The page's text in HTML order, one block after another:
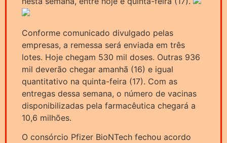
Conforme comunicado divulgado pelas
empresas, a remessa será enviada em três
lotes. Hoje chegam 530 mil doses. Outras 936
mil deverão chegar amanhã (16) e igual
quantitativo na quinta-feira (17). Com as
entregas dessa semana, o número de vacinas
disponibilizadas pela farmacêutica chegará a
10,6 milhões.
O consórcio Pfizer BioNTech fechou acordo